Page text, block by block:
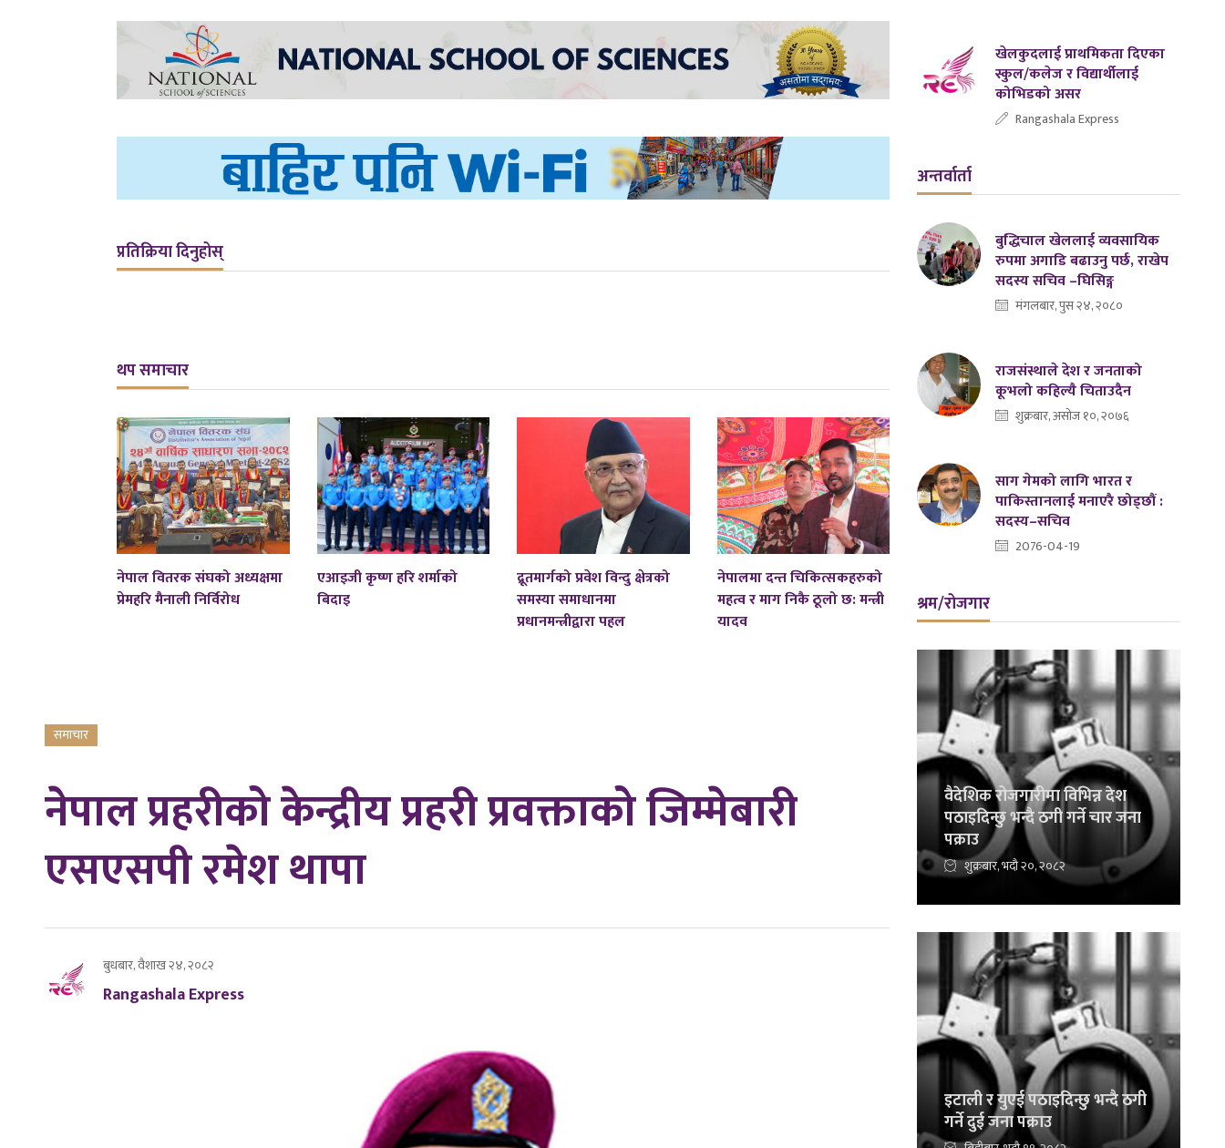
प्रतिक्रिया दिनुहोस्
थप समाचार
नेपाल वितरक संघको अध्यक्षमा
प्रेमहरि मैनाली निर्विरोध
एआइजी कृष्ण हरि शर्माको
बिदाइ
द्रूतमार्गको प्रवेश विन्दु क्षेत्रको
समस्या समाधानमा
प्रधानमन्त्रीद्वारा पहल
नेपालमा दन्त चिकित्सकहरुको
महत्व र माग निकै ठूलो छ: मन्त्री
यादव
समाचार
नेपाल प्रहरीको केन्द्रीय प्रहरी प्रवक्ताको जिम्मेबारी
एसएसपी रमेश थापा
बुधबार, वैशाख २४, २०८२
Rangashala Express
खेलकुदलाई प्राथमिकता दिएका
स्कुल/कलेज र विद्यार्थीलाई
कोभिडको असर
Rangashala Express
अन्तर्वार्ता
बुद्धिचाल खेललाई व्यवसायिक
रुपमा अगाडि बढाउनु पर्छ, राखेप
सदस्य सचिव –घिसिङ्ग
मंगलबार, पुस २४, २०८०
राजसंस्थाले देश र जनताको
कूभलो कहिल्यै चिताउदैन
शुक्रबार, असोज १०, २०७६
साग गेमको लागि भारत र
पाकिस्तानलाई मनाएरै छोड्छौं :
सदस्य–सचिव
2076-04-19
श्रम/रोजगार
वैदेशिक रोजगारीमा विभिन्न देश
पठाइदिन्छु भन्दै ठगी गर्ने चार जना
पक्राउ
शुक्रबार, भदौ २०, २०८२
इटाली र युएई पठाइदिन्छु भन्दै ठगी
गर्ने दुई जना पक्राउ